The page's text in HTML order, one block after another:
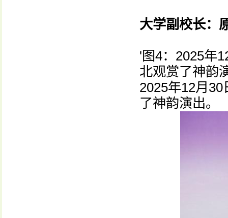
大学副校长：
'图4：2025年
北观赏了神韵
2025年12月
了神韵演出。